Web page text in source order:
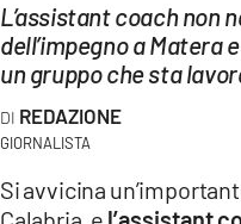
LAC ONAIR
LaC
Network
LACTV.IT
L’assistant coach non
dell’impegno a Matera
un gruppo che sta
REDAZIONE
GIORNALISTA
Si avvicina